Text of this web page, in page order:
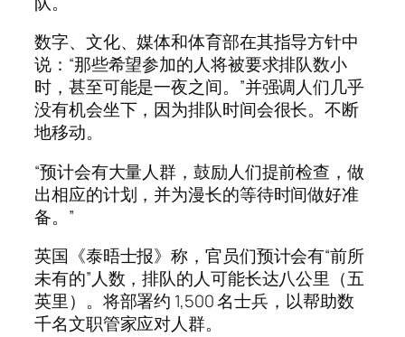
数字、文化、媒体和体育部在其指导方针中
说：“那些希望参加的人将被要求排队数小
时，甚至可能是一夜之间。”并强调人们几乎
没有机会坐下，因为排队时间会很长。不断
地移动。
“预计会有大量人群，鼓励人们提前检查，做
出相应的计划，并为漫长的等待时间做好准
备。”
英国《泰晤士报》称，官员们预计会有“前所
未有的”人数，排队的人可能长达八公里（五
英里）。将部署约 1,500 名士兵，以帮助数
千名文职管家应对人群。